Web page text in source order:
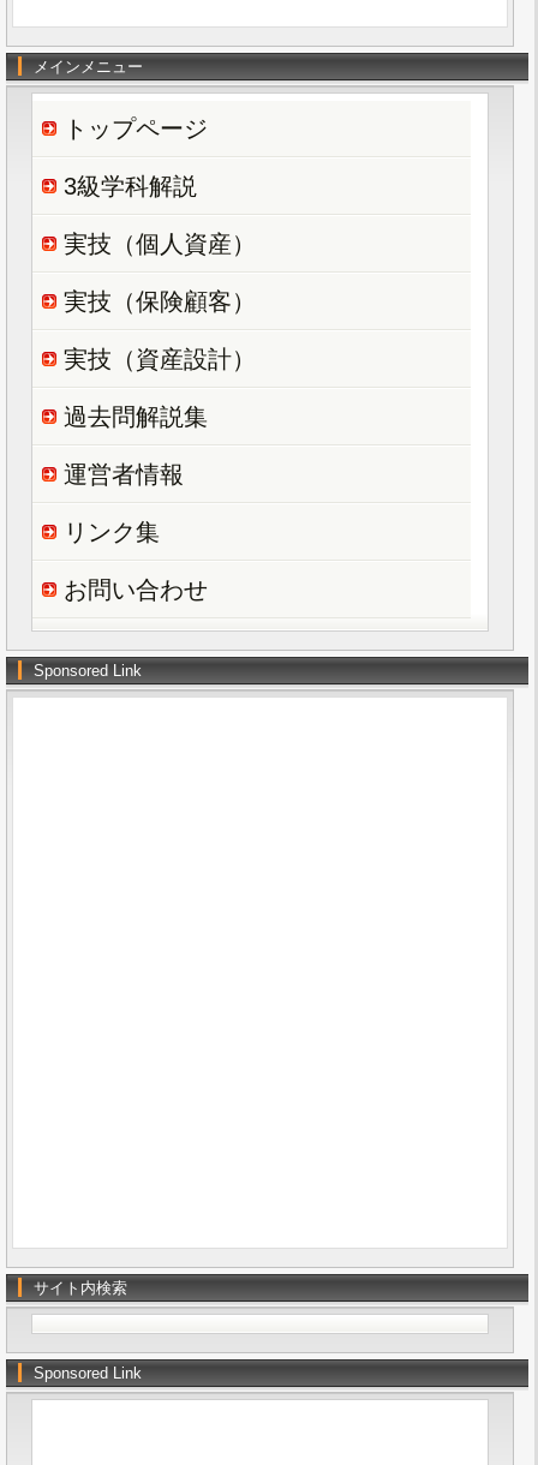
メインメニュー
トップページ
3級学科解説
実技（個人資産）
実技（保険顧客）
実技（資産設計）
過去問解説集
運営者情報
リンク集
お問い合わせ
Sponsored Link
サイト内検索
Sponsored Link